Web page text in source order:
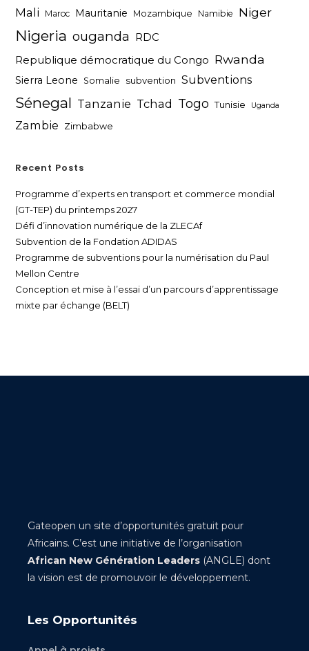
Mali Maroc Mauritanie Mozambique Namibie Niger
Nigeria ouganda
RDC
Republique démocratique du Congo Rwanda
Sierra Leone Somalie subvention Subventions
Sénegal Tanzanie Tchad Togo Tunisie Uganda
Zambie Zimbabwe
Recent Posts
Programme d’experts en transport et commerce mondial
(GT-TEP) du printemps 2027
Défi d’innovation numérique de la ZLECAf
Subvention de la Fondation ADIDAS
Programme de subventions pour la numérisation du Paul
Mellon Centre
Conception et mise à l’essai d’un parcours d’apprentissage
mixte par échange (BELT)
Gateopen un site d’opportunités gratuit pour
Africains. C’est une initiative de l’organisation
African New Génération Leaders (ANGLE) dont
la vision est de promouvoir le développement.
Les Opportunités